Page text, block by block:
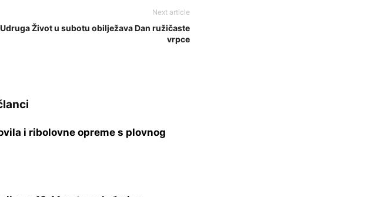
Next article
Udruga Život u subotu obilježava Dan ružičaste
vrpce
i ribolovne opreme s plovnog